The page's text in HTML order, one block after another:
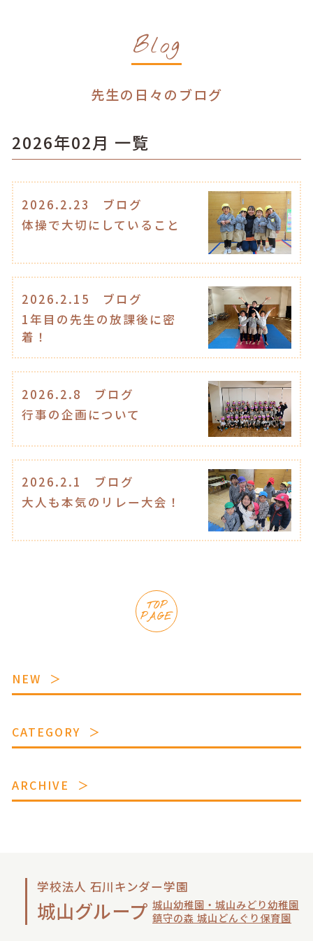
Blog
先生の日々のブログ
2026年02月 一覧
2026.2.23
ブログ
体操で大切にしていること
2026.2.15
ブログ
1年目の先生の放課後に密
着！
2026.2.8
ブログ
行事の企画について
2026.2.1
ブログ
大人も本気のリレー大会！
TOP
PAGE
NEW
CATEGORY
ARCHIVE
学校法人 石川キンダー学園
城山グループ 城山幼稚園・城山みどり幼稚園
鎮守の森 城山どんぐり保育園